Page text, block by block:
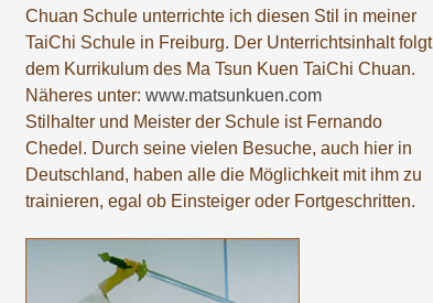
Chuan Schule unterrichte ich diesen Stil in meiner
TaiChi Schule in Freiburg. Der Unterrichtsinhalt folgt
dem Kurrikulum des Ma Tsun Kuen TaiChi Chuan.
Näheres unter: www.matsunkuen.com
Stilhalter und Meister der Schule ist Fernando
Chedel. Durch seine vielen Besuche, auch hier in
Deutschland, haben alle die Möglichkeit mit ihm zu
trainieren, egal ob Einsteiger oder Fortgeschritten.